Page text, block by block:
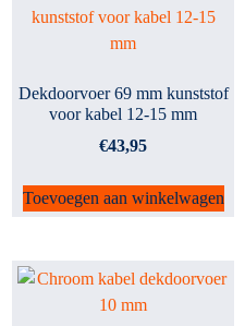
Dekdoorvoer 69 mm kunststof
voor kabel 12-15 mm
€43,95
Toevoegen aan winkelwagen